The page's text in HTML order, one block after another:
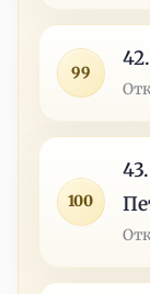
99
100